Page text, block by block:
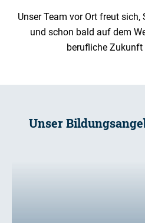
Unser Team vor Ort freut
und schon bald auf dem
berufliche Zukunft
Unser